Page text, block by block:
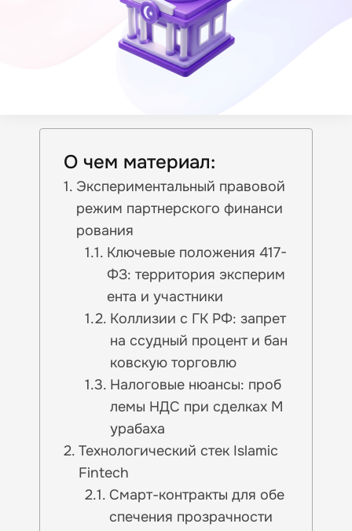
О чем материал:
Экспериментальный правовой
режим партнерского финанси
рования
Ключевые положения 417-
ФЗ: территория эксперим
ента и участники
Коллизии с ГК РФ: запрет
на ссудный процент и бан
ковскую торговлю
Налоговые нюансы: проб
лемы НДС при сделках М
урабаха
Технологический стек Islamic
Fintech
Смарт-контракты для обе
спечения прозрачности